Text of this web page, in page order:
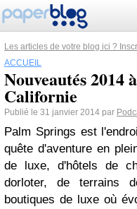
Les articles de votre blog ici ?
ACCUEIL
Nouveautés 2014
Californie
Publié le 31 janvier 2014 par
Palm Springs est
quête d'aventure en
de luxe, d'hôtels de
dorloter, de terrains
boutiques de luxe où